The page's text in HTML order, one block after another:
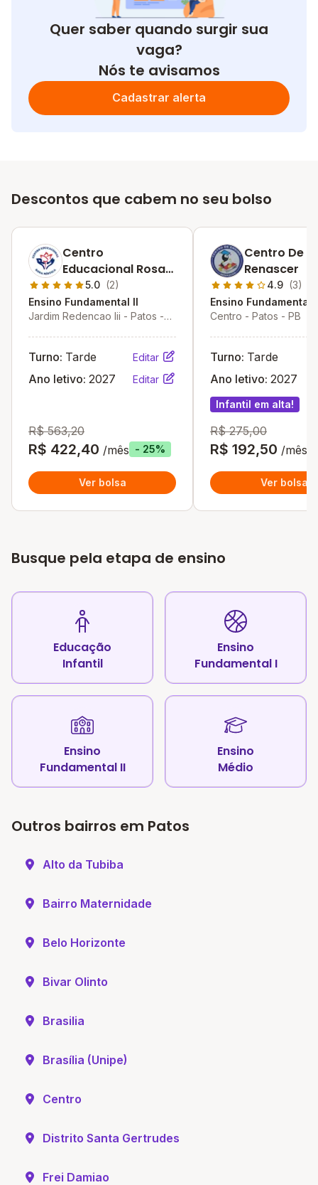
Quer saber quando surgir sua
vaga?
Nós te avisamos
Cadastrar alerta
Descontos que cabem no seu bolso
Centro
Educacional Rosa
Mística
5.0 (2)
Ensino Fundamental II
Jardim Redencao Iii - Patos -
Turno: Tarde Editar
Ano letivo: 2027 Editar
R$ 563,20
R$ 422,40 /mês - 25%
Ver bolsa
Centro De
Renascer
4.9 (3)
Ensino Fundamental
Centro - Patos - PB
Turno: Tarde
Ano letivo: 2027
Infantil em alta!
R$ 275,00
R$ 192,50 /mês
Ver bolsa
Busque pela etapa de ensino
Educação
Infantil
Ensino
Fundamental I
Ensino
Fundamental II
Ensino
Médio
Outros bairros em Patos
Alto da Tubiba
Bairro Maternidade
Belo Horizonte
Bivar Olinto
Brasilia
Brasília (Unipe)
Centro
Distrito Santa Gertrudes
Frei Damiao